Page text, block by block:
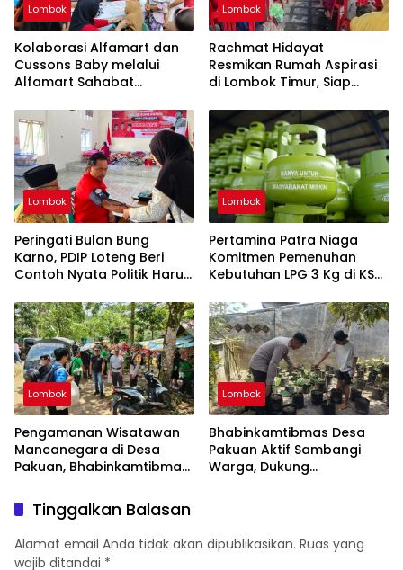
Lombok
Kolaborasi Alfamart dan
Cussons Baby melalui
Alfamart Sahabat
dan Anak
Lombok
Rachmat Hidayat
Resmikan Rumah Aspirasi
di Lombok Timur, Siap
Harapan Rakyat
Lombok
Peringati Bulan Bung
Karno, PDIP Loteng Beri
Contoh Nyata Politik Harus
Lombok
Pertamina Patra Niaga
Komitmen Pemenuhan
Kebutuhan LPG 3 Kg di KSB
Lombok
Pengamanan Wisatawan
Mancanegara di Desa
Pakuan, Bhabinkamtibmas
dan Nyaman
Lombok
Bhabinkamtibmas Desa
Pakuan Aktif Sambangi
Warga, Dukung
Tinggalkan Balasan
Alamat email Anda tidak akan dipublikasikan. Ruas yang
wajib ditandai *